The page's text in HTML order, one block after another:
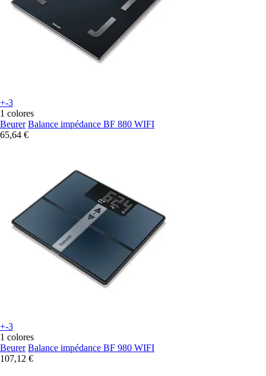
+-3
1 colores
Beurer Balance impédance BF 880 WIFI
65,64 €
+-3
1 colores
Beurer Balance impédance BF 980 WIFI
107,12 €